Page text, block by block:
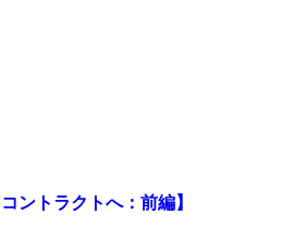
ントラクトへ：前編】